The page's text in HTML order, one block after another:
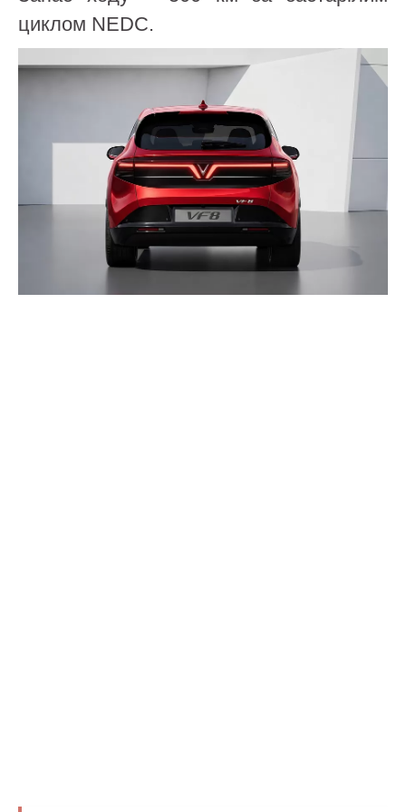
циклом NEDC.